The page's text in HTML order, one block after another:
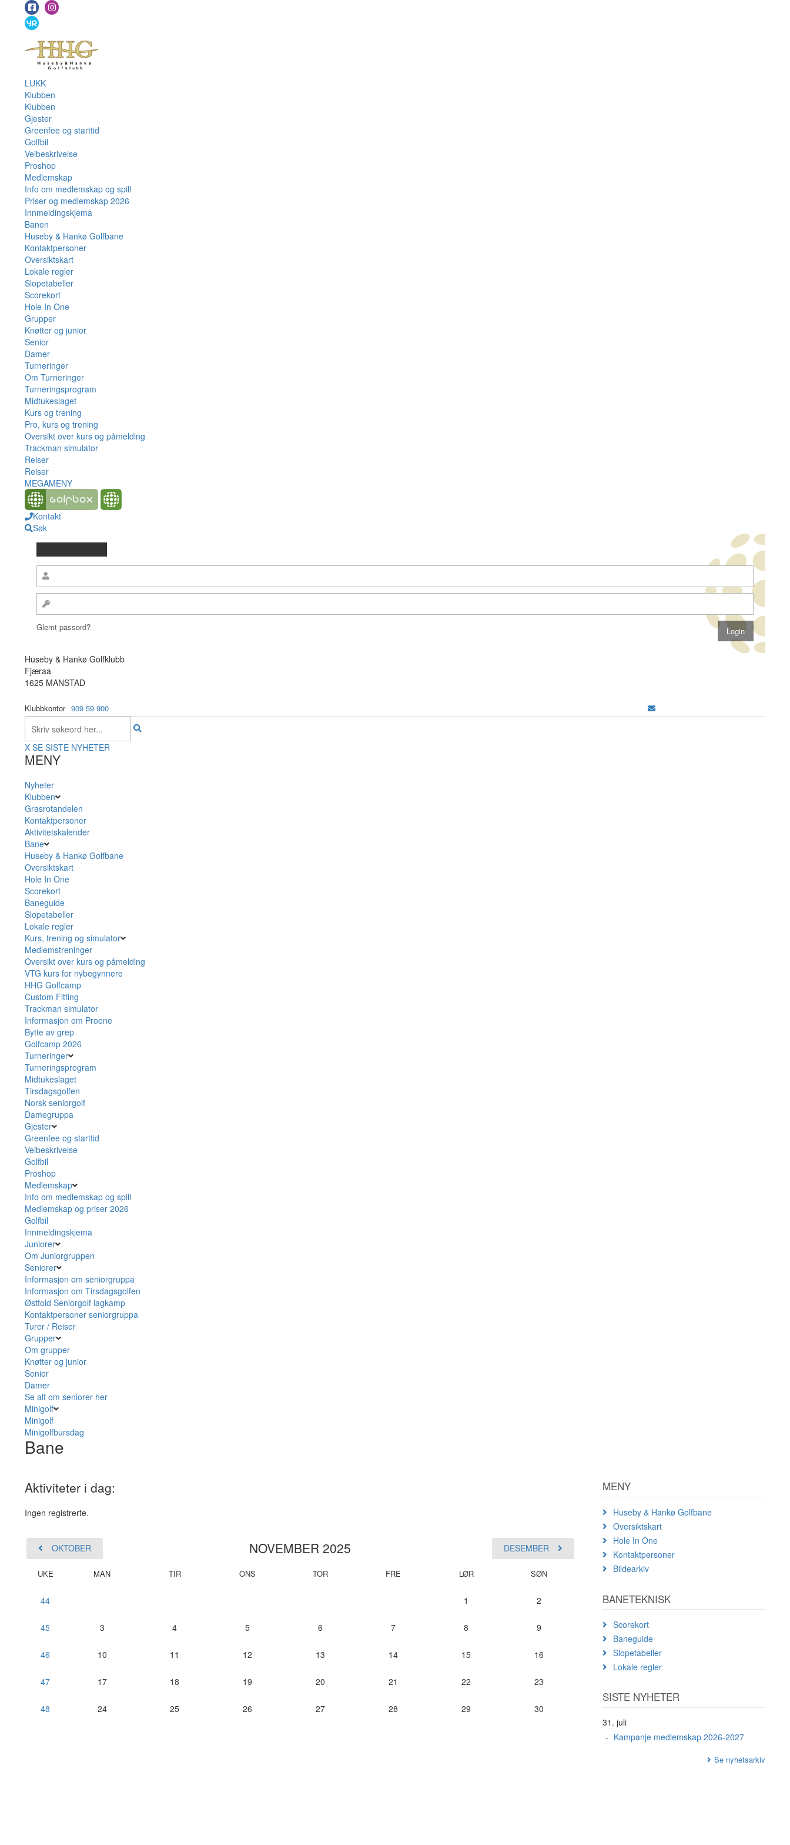
LUKK
Klubben
Klubben
Gjester
Greenfee og starttid
Golfbil
Veibeskrivelse
Proshop
Medlemskap
Info om medlemskap og spill
Priser og medlemskap 2026
Innmeldingskjema
Banen
Huseby & Hankø Golfbane
Kontaktpersoner
Oversiktskart
Lokale regler
Slopetabeller
Scorekort
Hole In One
Grupper
Knøtter og junior
Senior
Damer
Turneringer
Om Turneringer
Turneringsprogram
Midtukeslaget
Kurs og trening
Pro, kurs og trening
Oversikt over kurs og påmelding
Trackman simulator
Reiser
Reiser
MEGAMENY
Kontakt
Søk
Glemt passord?
Huseby & Hankø Golfklubb
Fjæraa
1625 MANSTAD
Klubbkontor 909 59 900
X SE SISTE NYHETER
MENY
Nyheter
Klubben
Grasrotandelen
Kontaktpersoner
Aktivitetskalender
Bane
Huseby & Hankø Golfbane
Oversiktskart
Hole In One
Scorekort
Baneguide
Slopetabeller
Lokale regler
Kurs, trening og simulator
Medlemstreninger
Oversikt over kurs og påmelding
VTG kurs for nybegynnere
HHG Golfcamp
Custom Fitting
Trackman simulator
Informasjon om Proene
Bytte av grep
Golfcamp 2026
Turneringer
Turneringsprogram
Midtukeslaget
Tirsdagsgolfen
Norsk seniorgolf
Damegruppa
Gjester
Greenfee og starttid
Veibeskrivelse
Golfbil
Proshop
Medlemskap
Info om medlemskap og spill
Medlemskap og priser 2026
Golfbil
Innmeldingskjema
Juniorer
Om Juniorgruppen
Seniorer
Informasjon om seniorgruppa
Informasjon om Tirsdagsgolfen
Østfold Seniorgolf lagkamp
Kontaktpersoner seniorgruppa
Turer / Reiser
Grupper
Om grupper
Knøtter og junior
Senior
Damer
Se alt om seniorer her
Minigolf
Minigolf
Minigolfbursdag
Bane
Aktiviteter i dag:
Ingen registrerte.
OKTOBER DESEMBER
NOVEMBER 2025
UKE MAN TIR ONS TOR FRE LØR SØN
44 1 2
45 3 4 5 6 7 8 9
46 10 11 12 13 14 15 16
47 17 18 19 20 21 22 23
48 24 25 26 27 28 29 30
MENY
Huseby & Hankø Golfbane
Oversiktskart
Hole In One
Kontaktpersoner
Bildearkiv
BANETEKNISK
Scorekort
Baneguide
Slopetabeller
Lokale regler
SISTE NYHETER
31. juli
Kampanje medlemskap 2026-2027
Se nyhetsarkiv